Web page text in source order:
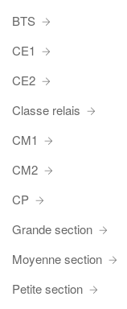
BTS
CE1
CE2
Classe relais
CM1
CM2
CP
Grande section
Moyenne section
Petite section